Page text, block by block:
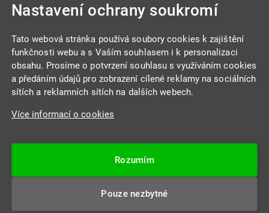
INTEGRA CENTRUM s.r.o.
Jabloňová 662/7
Datová schránka: 4beca6d
Nastavení ochrany soukromí
Tato webová stránka používá soubory cookies k zajištění
funkčnosti webu a s Vaším souhlasem i k personalizaci
obsahu. Prosíme o potvrzení souhlasu s využíváním cookies
a předáním údajů pro zobrazení cílené reklamy na sociálních
sítích a reklamních sítích na dalších webech.
Více informací o cookies
Rozumím
Pouze nezbytné